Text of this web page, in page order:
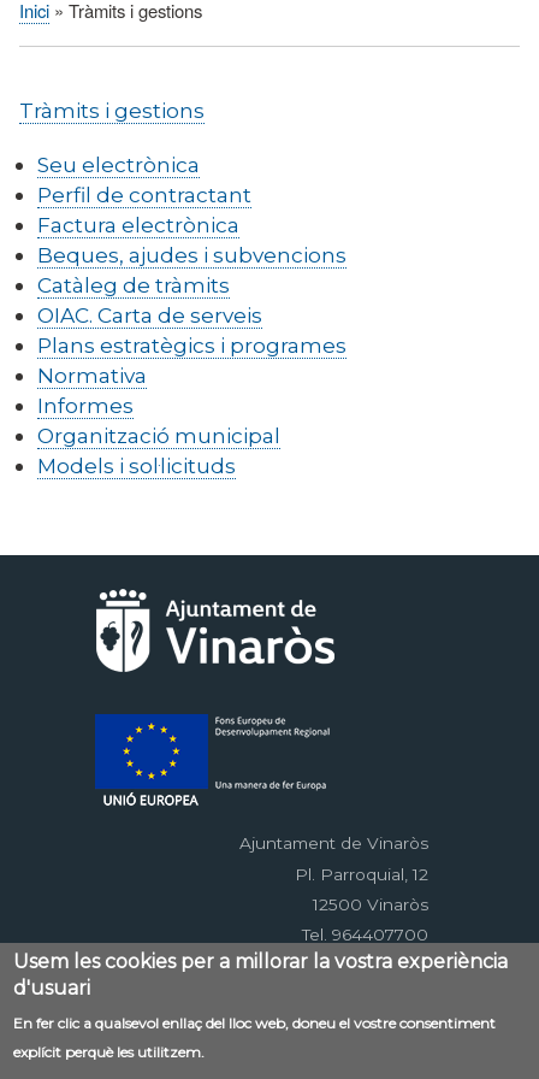
Fil
Inici Tràmits i gestions
Tràmits i gestions
Seu electrònica
Perfil de contractant
Factura electrònica
Beques, ajudes i subvencions
Catàleg de tràmits
OIAC. Carta de serveis
Plans estratègics i programes
Normativa
Informes
Organització municipal
Models i sol·licituds
Ajuntament de Vinaròs
Pl. Parroquial, 12
12500 Vinaròs
Tel. 964407700
Menú
al
Contacte Avís legal
Mapa web
Accessibilitat
Usem les cookies per a millorar la vostra experiència
d'usuari
En fer clic a qualsevol enllaç del lloc web, doneu el vostre consentiment
explícit perquè les utilitzem.